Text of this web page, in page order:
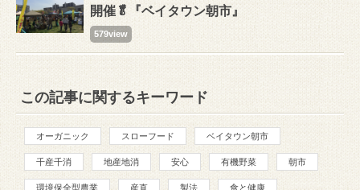
開催🥬『ベイタウン朝市』
579view
この記事に関するキーワード
オーガニック スローフード ベイタウン朝市
千産千消 地産地消 安心 有機野菜 朝市
環境保全型農業 産直 製法 食と健康